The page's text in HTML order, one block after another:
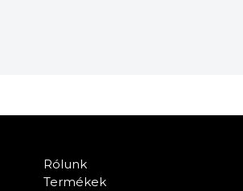
Rólunk
Termékek